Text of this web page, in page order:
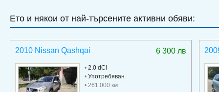
Ето и някои от най-търсените активни обяви:
6 300 лв
2010 Nissan Qashqai
• 2.0 dCi
• Употребяван
• 261 000 км